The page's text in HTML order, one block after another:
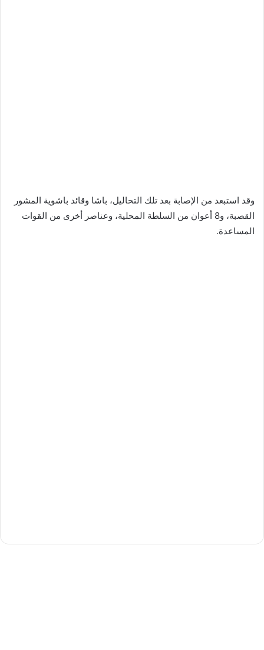
وقد استبعد من الإصابة بعد تلك التحاليل، باشا وقائد باشوية المشور
القصبة، و8 أعوان من السلطة المحلية، وعناصر أخرى من القوات
المساعدة.